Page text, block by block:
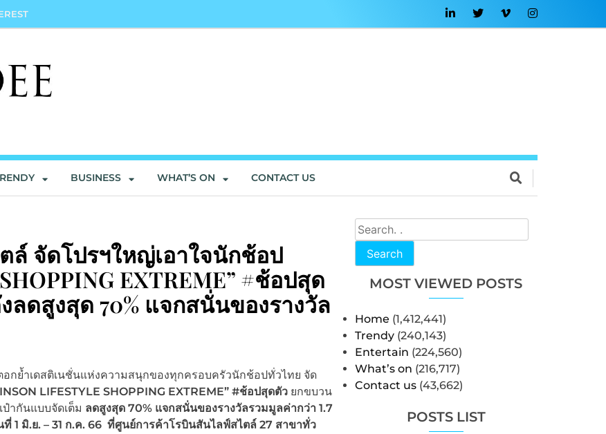
BUSINESS WHAT’S ON CONTACT US
Search
MOST VIEWED POSTS
Home (1,412,441)
Trendy (240,143)
Entertain (224,560)
What’s on (216,717)
Contact us (43,662)
POSTS LIST
จัดโปรฯใหญ่เอาใจนักช้อป
EXTREME” #ช้อปสุด
ดสูงสุด 70% แจกสนั่นของรางวัล
อกย้ำเดสติเนชั่นแห่งความสนุกของทุกครอบครัวนักช้อปทั่วไทย จัด
LIFESTYLE SHOPPING EXTREME” #ช้อปสุดตัว ยกขบวน
ากันแบบจัดเต็ม ลดสูงสุด 70% แจกสนั่นของรางวัลรวมมูลค่ากว่า 1.7
ที่ 1 มิ.ย. – 31 ก.ค. 66 ที่ศูนย์การค้าโรบินสันไลฟ์สไตล์ 27 สาขาทั่ว